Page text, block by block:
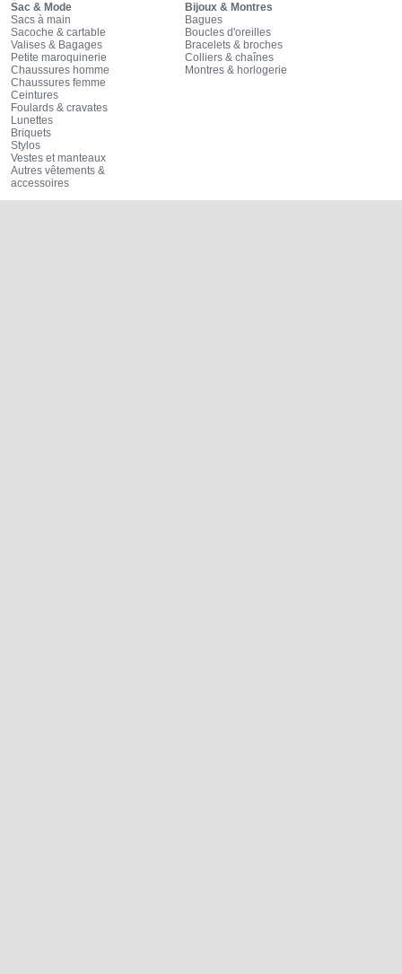
Sac & Mode
Sacs à main
Sacoche & cartable
Valises & Bagages
Petite maroquinerie
Chaussures homme
Chaussures femme
Ceintures
Foulards & cravates
Lunettes
Briquets
Stylos
Vestes et manteaux
Autres vêtements &
accessoires
Bijoux & Montres
Bagues
Boucles d'oreilles
Bracelets & broches
Colliers & chaînes
Montres & horlogerie